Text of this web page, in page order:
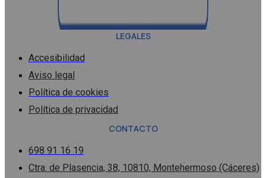
LEGALES
Accesibilidad
Aviso legal
Política de cookies
Política de privacidad
CONTACTO
698 91 16 19
Ctra. de Plasencia, 38, 10810, Montehermoso (Cáceres)